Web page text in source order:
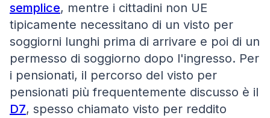
semplice, mentre i cittadini non UE
tipicamente necessitano di un visto per
soggiorni lunghi prima di arrivare e poi di un
permesso di soggiorno dopo l'ingresso. Per
i pensionati, il percorso del visto per
pensionati più frequentemente discusso è il
D7, spesso chiamato visto per reddito